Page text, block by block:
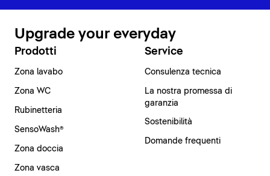
Upgrade your everyday
Prodotti
Zona lavabo
Zona WC
Rubinetteria
SensoWash®
Zona doccia
Zona vasca
Service
Consulenza tecnica
La nostra promessa di
garanzia
Sostenibilità
Domande frequenti